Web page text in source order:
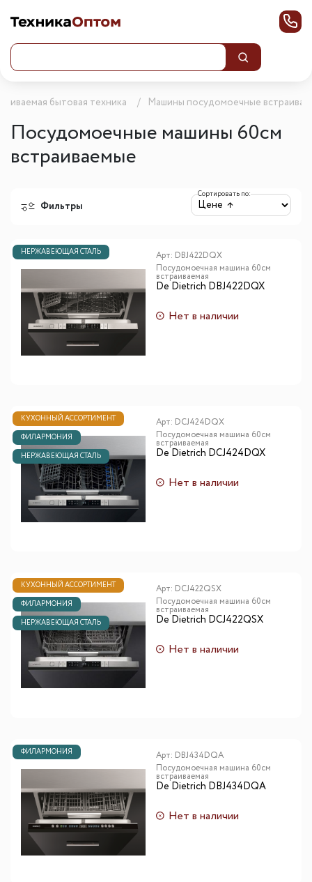
бытовая техника Машины посудомоечные
Посудомоечные машины 60см
встраиваемые
Фильтры
Сортировать по:
НЕРЖАВЕЮЩАЯ СТАЛЬ Арт: DBJ422DQX
Посудомоечная машина 60см
встраиваемая
De Dietrich DBJ422DQX
Нет в наличии
КУХОННЫЙ АССОРТИМЕНТ
ФИЛАРМОНИЯ
НЕРЖАВЕЮЩАЯ СТАЛЬ
Арт: DCJ424DQX
Посудомоечная машина 60см
встраиваемая
De Dietrich DCJ424DQX
Нет в наличии
КУХОННЫЙ АССОРТИМЕНТ
ФИЛАРМОНИЯ
НЕРЖАВЕЮЩАЯ СТАЛЬ
Арт: DCJ422QSX
Посудомоечная машина 60см
встраиваемая
De Dietrich DCJ422QSX
Нет в наличии
ФИЛАРМОНИЯ Арт: DBJ434DQA
Посудомоечная машина 60см
встраиваемая
De Dietrich DBJ434DQA
Нет в наличии